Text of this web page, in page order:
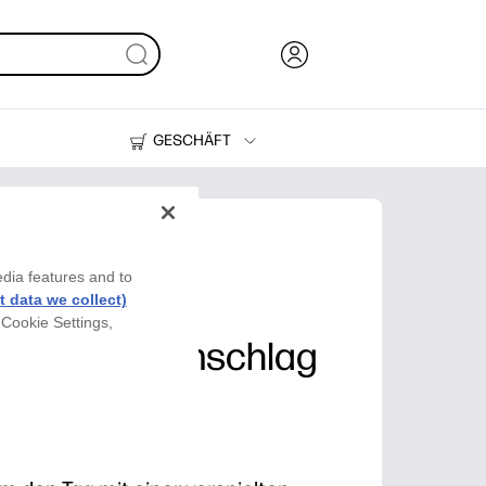
GESCHÄFT
Drucker
mit Umschlag
features and to
data we collect)
Settings,